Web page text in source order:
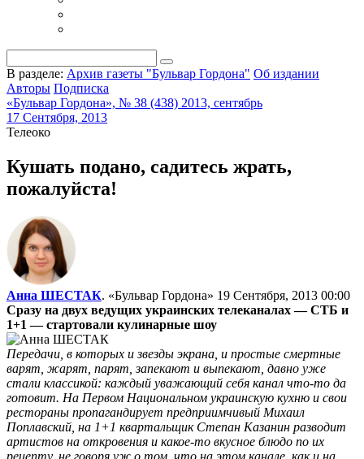
В разделе: Архив газеты "Бульвар Гордона" Об издании
Авторы Подписка
«Бульвар Гордона», № 38 (438) 2013, сентябрь
17 Сентября, 2013
Телеоко
Кушать подано, садитесь жрать,
пожалуйста!
Анна ШЕСТАК. «Бульвар Гордона» 19 Сентября, 2013 00:00
Сразу на двух ведущих украинских телеканалах — СТБ и
1+1 — стартовали кулинарные шоу
Передачи, в которых и звезды экрана, и прос­тые смертные
варят, жарят, парят, запекают и выпекают, давно уже
стали классикой: каждый уважающий себя канал что-то да
готовит. На Первом Национальном украинскую кухню и свои
рестораны пропагандирует предприимчивый Михаил
Поплавский, на 1+1 квартальщик Степан Казанин разводит
артистов на откровения и какое-то вкусное блюдо по их
рецепту, не говоря уж о том, что на этом канале, как и на